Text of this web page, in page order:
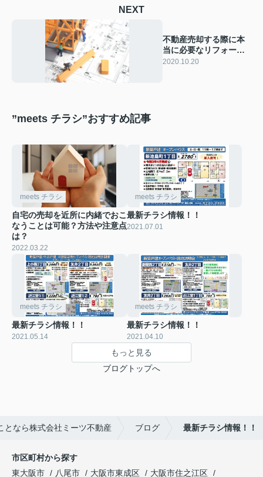
NEXT
不動産売却する際に本
当に必要なリフォーム
とは一体なに？
2020.10.20
”meets チラシ”おすすめ記事
meets チラシ
自宅の売却を近所に内緒でおこ
なうことは可能？方法や注意点
は？
2022.03.22
meets チラシ
最新チラシ情報！！
2021.07.01
meets チラシ
最新チラシ情報！！
2021.05.14
meets チラシ
最新チラシ情報！！
2021.04.10
もっと見る
ブログトップへ
となら株式会社ミーツ不動産 ブログ 最新チラシ情報！！
市区町村から探す
東大阪市
八尾市 大阪市東成区
大阪市住之江区